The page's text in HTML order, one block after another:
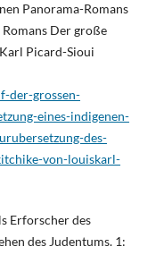
Panorama-Romans
Der große
Picard-Sioui
der-grossen-
eines-indigenen-
des-
von-louiskarl-
Erforscher des
des Judentums. 1: